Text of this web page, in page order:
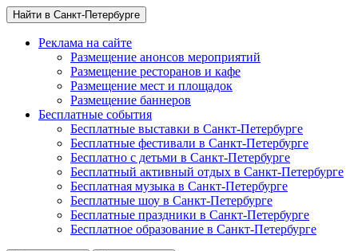
Найти в Санкт-Петербурге
Реклама на сайте
Размещение анонсов мероприятий
Размещение ресторанов и кафе
Размещение мест и площадок
Размещение баннеров
Бесплатные события
Бесплатные выставки в Санкт-Петербурге
Бесплатные фестивали в Санкт-Петербурге
Бесплатно с детьми в Санкт-Петербурге
Бесплатный активный отдых в Санкт-Петербурге
Бесплатная музыка в Санкт-Петербурге
Бесплатные шоу в Санкт-Петербурге
Бесплатные праздники в Санкт-Петербурге
Бесплатное образование в Санкт-Петербурге